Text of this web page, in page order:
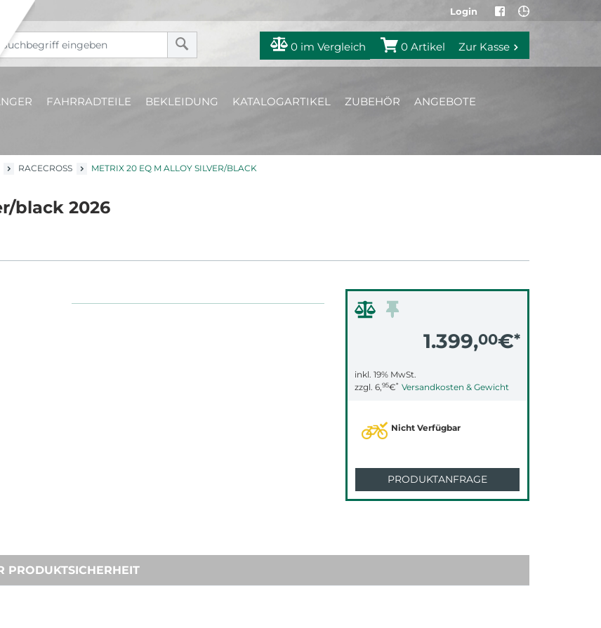
Login
0 im Vergleich 0 Artikel Zur Kasse
FAHRRADTEILE BEKLEIDUNG KATALOGARTIKEL ZUBEHÖR ANGEBOTE
RACECROSS METRIX 20 EQ M ALLOY SILVER/BLACK
black 2026
1.399,00€*
inkl. 19% MwSt.
zzgl. 6,95€* Versandkosten & Gewicht
Nicht Verfügbar
PRODUKTANFRAGE
PRODUKTSICHERHEIT